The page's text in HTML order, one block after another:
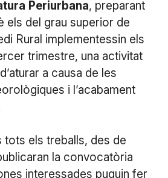
Periurbana, preparant
els del grau superior de
Rural implementessin els
trimestre, una activitat
a causa de les
i l’acabament
tots els treballs, des de
la convocatòria
interessades puguin fer